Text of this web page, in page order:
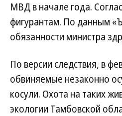
МВД в начале года.
фигурантам. По данным
обязанности министра
По версии следствия, в
обвиняемые незаконно
косули. Охота на таких
экологии Тамбовской